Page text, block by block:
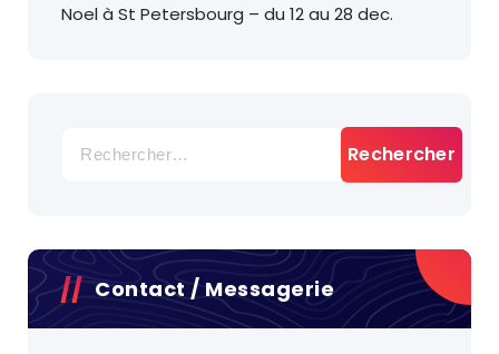
Noel à St Petersbourg – du 12 au 28 dec.
Contact / Messagerie